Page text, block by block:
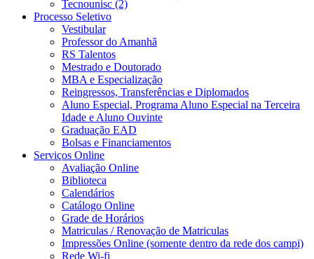
Tecnounisc (2)
Processo Seletivo
Vestibular
Professor do Amanhã
RS Talentos
Mestrado e Doutorado
MBA e Especialização
Reingressos, Transferências e Diplomados
Aluno Especial, Programa Aluno Especial na Terceira
Idade e Aluno Ouvinte
Graduação EAD
Bolsas e Financiamentos
Serviços Online
Avaliação Online
Biblioteca
Calendários
Catálogo Online
Grade de Horários
Matriculas / Renovação de Matriculas
Impressões Online (somente dentro da rede dos campi)
Rede Wi-fi